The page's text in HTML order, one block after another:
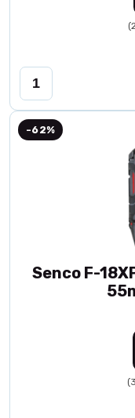
-62%
Senco F-